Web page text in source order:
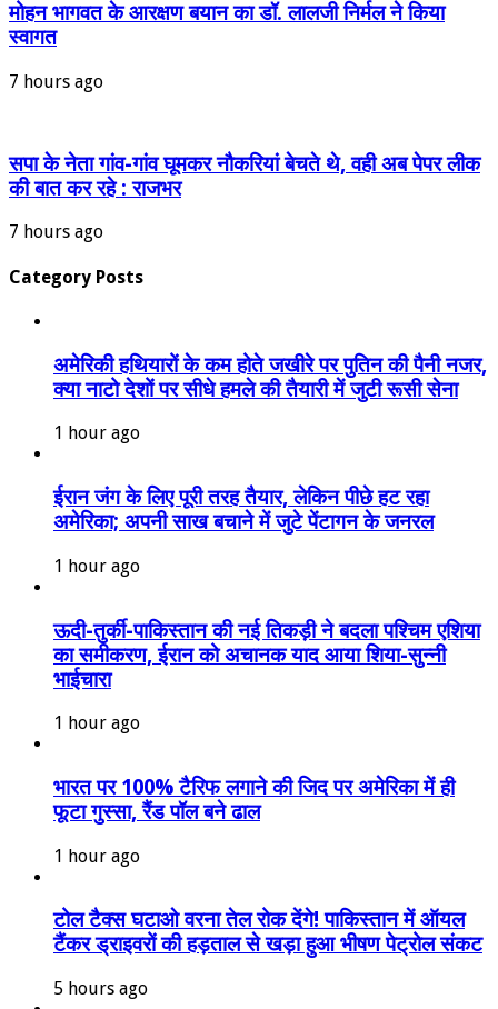
मोहन भागवत के आरक्षण बयान का डॉ. लालजी निर्मल ने किया
स्वागत
7 hours ago
सपा के नेता गांव-गांव घूमकर नौकरियां बेचते थे, वही अब पेपर लीक
की बात कर रहे : राजभर
7 hours ago
Category Posts
अमेरिकी हथियारों के कम होते जखीरे पर पुतिन की पैनी नजर,
क्या नाटो देशों पर सीधे हमले की तैयारी में जुटी रूसी सेना
1 hour ago
ईरान जंग के लिए पूरी तरह तैयार, लेकिन पीछे हट रहा
अमेरिका; अपनी साख बचाने में जुटे पेंटागन के जनरल
1 hour ago
ऊदी-तुर्की-पाकिस्तान की नई तिकड़ी ने बदला पश्चिम एशिया
का समीकरण, ईरान को अचानक याद आया शिया-सुन्नी
भाईचारा
1 hour ago
भारत पर 100% टैरिफ लगाने की जिद पर अमेरिका में ही
फूटा गुस्सा, रैंड पॉल बने ढाल
1 hour ago
टोल टैक्स घटाओ वरना तेल रोक देंगे! पाकिस्तान में ऑयल
टैंकर ड्राइवरों की हड़ताल से खड़ा हुआ भीषण पेट्रोल संकट
5 hours ago